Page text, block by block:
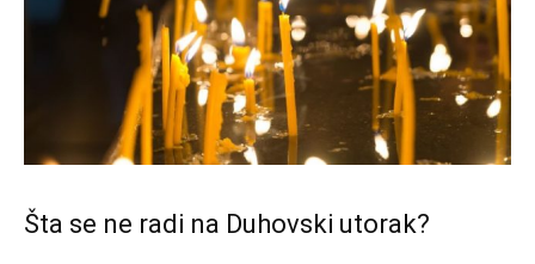
Šta se ne radi na Duhovski utorak?